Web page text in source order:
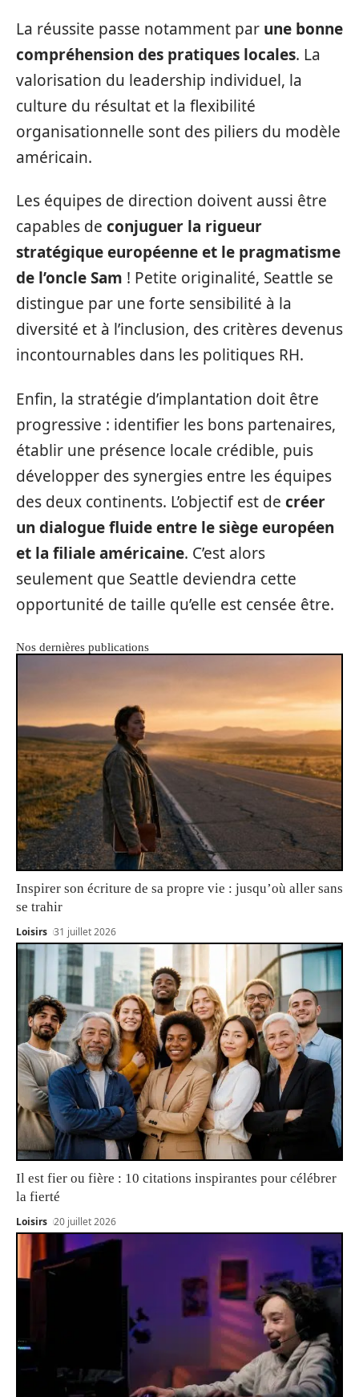
La réussite passe notamment par une bonne
compréhension des pratiques locales. La
valorisation du leadership individuel, la
culture du résultat et la flexibilité
organisationnelle sont des piliers du modèle
américain.
Les équipes de direction doivent aussi être
capables de conjuguer la rigueur
stratégique européenne et le pragmatisme
de l’oncle Sam ! Petite originalité, Seattle se
distingue par une forte sensibilité à la
diversité et à l’inclusion, des critères devenus
incontournables dans les politiques RH.
Enfin, la stratégie d’implantation doit être
progressive : identifier les bons partenaires,
établir une présence locale crédible, puis
développer des synergies entre les équipes
des deux continents. L’objectif est de créer
un dialogue fluide entre le siège européen
et la filiale américaine. C’est alors
seulement que Seattle deviendra cette
opportunité de taille qu’elle est censée être.
Nos dernières publications
Inspirer son écriture de sa propre vie : jusqu’où aller sans
se trahir
Loisirs 31 juillet 2026
Il est fier ou fière : 10 citations inspirantes pour célébrer
la fierté
Loisirs 20 juillet 2026